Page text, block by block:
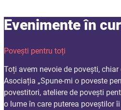
Evenimente în
Povești pentru toți
Toți avem nevoie de povești,
Asociația „Spune-mi o poveste
povestitori, ateliere de povești
o lume în care puterea poveștilor